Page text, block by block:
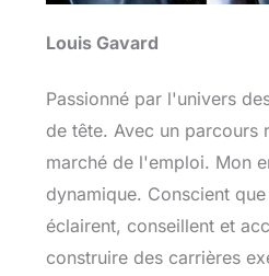
Louis Gavard
Passionné par l'univers
de tête. Avec un parcours
marché de l'emploi. Mon
dynamique. Conscient
éclairent, conseillent et
construire des carrières